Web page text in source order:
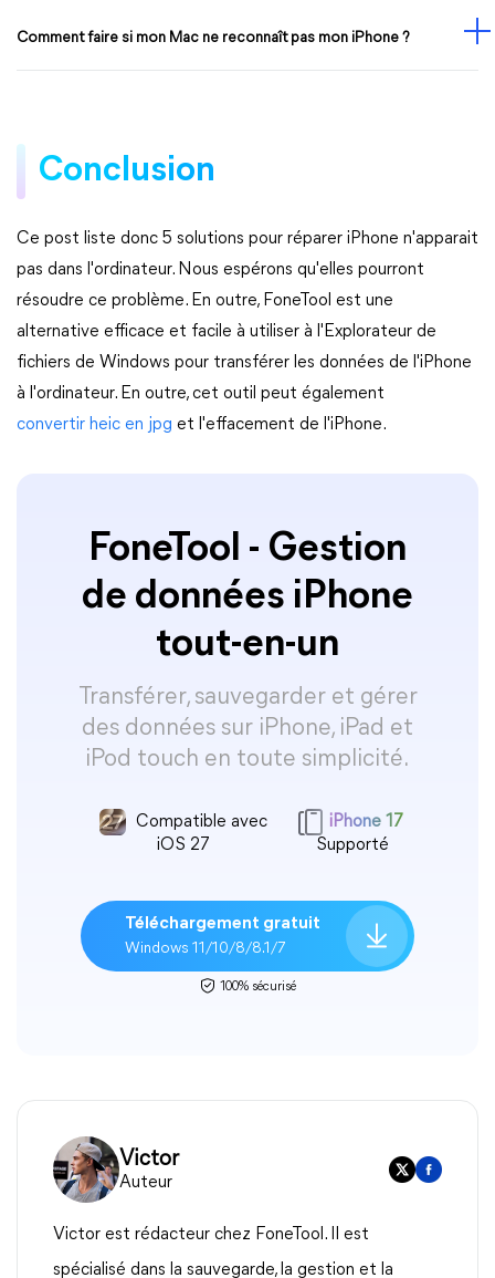
Comment faire si mon Mac ne reconnaît pas mon iPhone ?
Conclusion
Ce post liste donc 5 solutions pour réparer iPhone n'apparait
pas dans l'ordinateur. Nous espérons qu'elles pourront
résoudre ce problème. En outre, FoneTool est une
alternative efficace et facile à utiliser à l'Explorateur de
fichiers de Windows pour transférer les données de l'iPhone
à l'ordinateur. En outre, cet outil peut également
convertir heic en jpg et l'effacement de l'iPhone.
FoneTool - Gestion
de données iPhone
tout-en-un
Transférer, sauvegarder et gérer
des données sur iPhone, iPad et
iPod touch en toute simplicité.
Compatible avec
iOS 27
iPhone 17
Supporté
Téléchargement gratuit
Windows 11/10/8/8.1/7
100% sécurisé
Victor
Auteur
Victor est rédacteur chez FoneTool. Il est
spécialisé dans la sauvegarde, la gestion et la